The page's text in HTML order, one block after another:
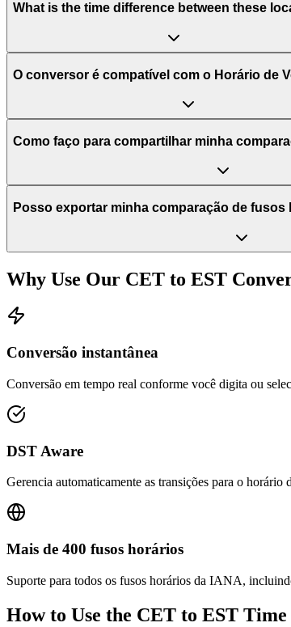
What is the time difference between these
O conversor é compatível com o Horário de
Como faço para compartilhar minha
Posso exportar minha comparação de
Why Use Our CET to EST
Conversão instantânea
Conversão em tempo real conforme você digita ou
DST Aware
Gerencia automaticamente as transições para o horário
Mais de 400 fusos horários
Suporte para todos os fusos horários da IANA,
How to Use the CET to EST